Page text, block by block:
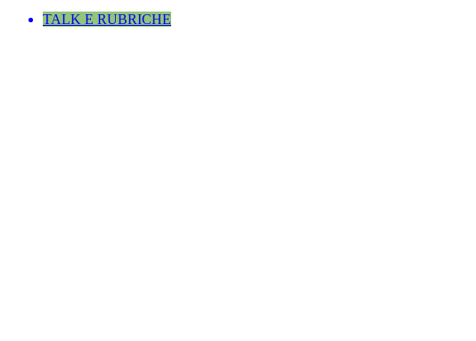
TALK E RUBRICHE